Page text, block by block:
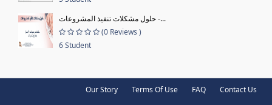
حلول مشكلات تنفيذ المشروعات -...
(0 Reviews )
6 Student
Our Story Terms Of Use FAQ Contact Us